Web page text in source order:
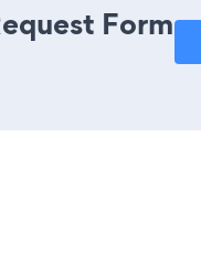
Form